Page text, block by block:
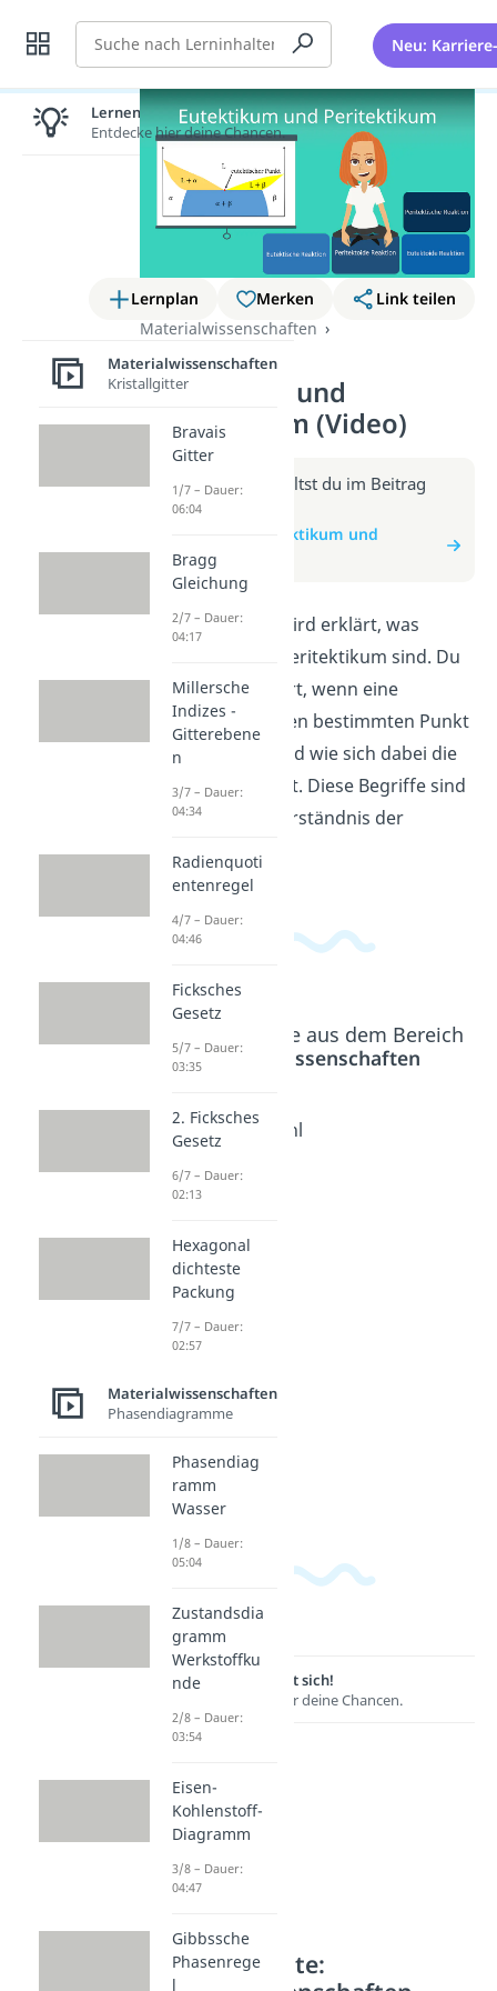
Suche Neu:
Lernplan Merken
Link teilen
Materialwissenschaften
Phasendiagramme
Eutektikum und
Peritektikum (Video)
Weitere Infos erhältst du im Beitrag
zum Video
zum Beitrag: Eutektikum und
Peritektikum
In diesem Video wird erklärt, was
Eutektikum und Peritektikum sind. Du
lernst, was passiert, wenn eine
Legierung auf einen bestimmten Punkt
abgekühlt wird und wie sich dabei die
Struktur verändert. Diese Begriffe sind
wichtig für das Verständnis der
Materialkunde.
Beliebte Inhalte aus dem Bereich
Materialwissenschaften
Hebelges
Phasendi
Gitterfehl
Dauer: 04:50
Lernen lohnt sich!
Entdecke hier deine Chancen.
Weitere Inhalte:
Lernen lohnt sich!
Entdecke hier deine Chancen.
Materialwissenschaften
Kristallgitter
Bravais
Gitter
1/7 – Dauer:
06:04
Bragg
Gleichung
2/7 – Dauer:
04:17
Millersche
Indizes -
Gitterebene
n
3/7 – Dauer:
04:34
Radienquoti
entenregel
4/7 – Dauer:
04:46
Ficksches
Gesetz
5/7 – Dauer:
03:35
2. Ficksches
Gesetz
6/7 – Dauer:
02:13
Hexagonal
dichteste
Packung
7/7 – Dauer:
02:57
Materialwissenschaften
Phasendiagramme
Phasendiag
ramm
Wasser
1/8 – Dauer:
05:04
Zustandsdia
gramm
Werkstoffku
nde
2/8 – Dauer:
03:54
Eisen-
Kohlenstoff-
Diagramm
3/8 – Dauer:
04:47
Gibbssche
Phasenrege
l